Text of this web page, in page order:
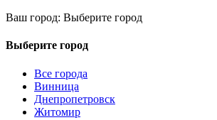
Ваш город: Выберите город
Выберите город
Все города
Винница
Днепропетровск
Житомир